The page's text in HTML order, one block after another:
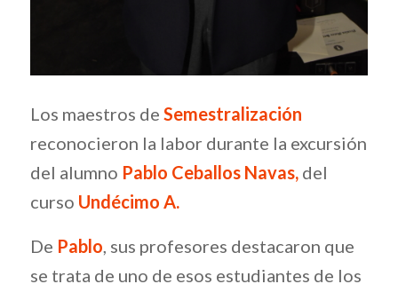
Los maestros de Semestralización
reconocieron la labor durante la excursión
del alumno Pablo Ceballos Navas, del
curso Undécimo A.
De Pablo , sus profesores destacaron que
se trata de uno de esos estudiantes de los